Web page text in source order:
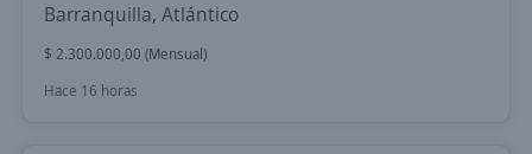
Barranquilla, Atlántico
$ 2.300.000,00 (Mensual)
Hace 16 horas